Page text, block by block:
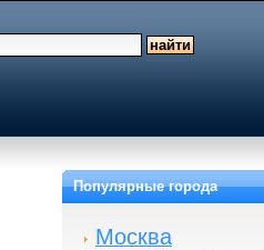
Популярные города
Москва